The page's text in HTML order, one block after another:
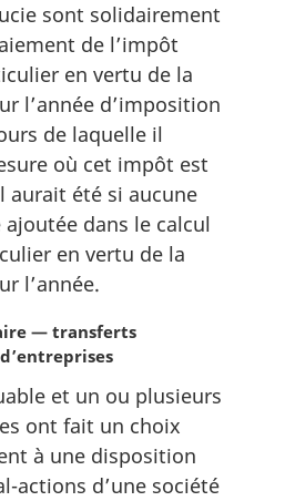
sont solidairement
de l’impôt
en vertu de la
l’année d’imposition
de laquelle il
où cet impôt est
aurait été si aucune
dans le calcul
en vertu de la
l’année.
— transferts
et un ou plusieurs
ont fait un choix
à une disposition
actions d’une société